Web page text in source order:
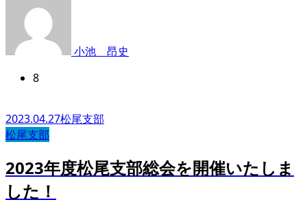
小池 昂史
8
2023.04.27松尾支部
松尾支部
2023年度松尾支部総会を開催いたしま
した！